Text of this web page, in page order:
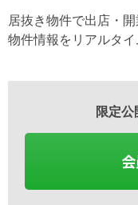
居抜き物件で出店・
物件情報をリアルタ
限定